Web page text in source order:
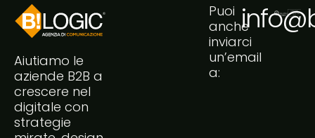
Aiutiamo le
aziende B2B a
crescere nel
digitale con
strategie
Puoi
anche
inviarci
un’email
a: